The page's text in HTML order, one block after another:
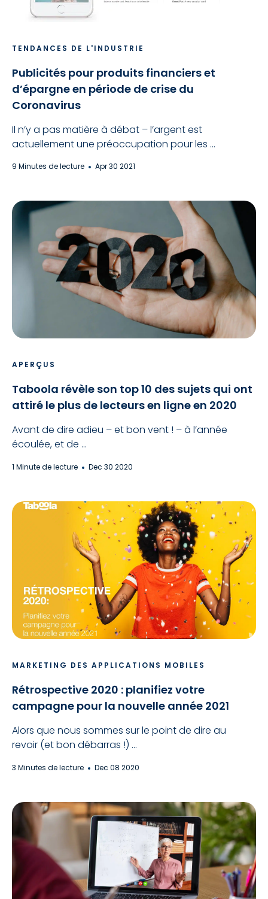
TENDANCES DE L'INDUSTRIE
Publicités pour produits financiers et
d’épargne en période de crise du
Coronavirus
Il n’y a pas matière à débat – l’argent est
actuellement une préoccupation pour les ...
9 Minutes de lecture Apr 30 2021
APERÇUS
Taboola révèle son top 10 des sujets qui ont
attiré le plus de lecteurs en ligne en 2020
Avant de dire adieu – et bon vent ! – à l’année
écoulée, et de ...
1 Minute de lecture Dec 30 2020
MARKETING DES APPLICATIONS MOBILES
Rétrospective 2020 : planifiez votre
campagne pour la nouvelle année 2021
Alors que nous sommes sur le point de dire au
revoir (et bon débarras !) ...
3 Minutes de lecture Dec 08 2020